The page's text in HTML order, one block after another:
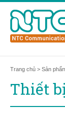
Trang chủ > Sản
Thiết